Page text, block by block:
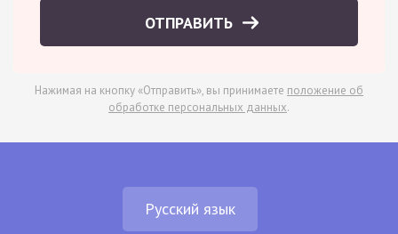
ОТПРАВИТЬ
Нажимая на кнопку «Отправить», вы принимаете положение об
обработке персональных данных.
Русский язык